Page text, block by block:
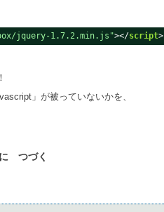
jquery-1.7.2.min.js"></script>
」が被っていないかを、
つづく